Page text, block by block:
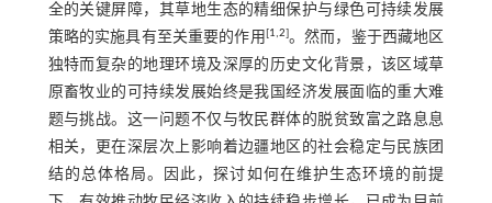
全的关键屏障，其草地生态的精细保护与绿色可持续发展
策略的实施具有至关重要的作用 [1,2]。然而，鉴于西藏地区
独特而复杂的地理环境及深厚的历史文化背景，该区域草
原畜牧业的可持续发展始终是我国经济发展面临的重大难
题与挑战。这一问题不仅与牧民群体的脱贫致富之路息息
相关，更在深层次上影响着边疆地区的社会稳定与民族团
结的总体格局。因此，探讨如何在维护生态环境的前提